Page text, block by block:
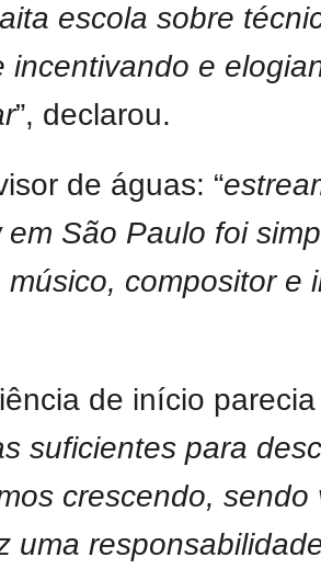
escola sobre
e
”, declarou.
de águas: “
São Paulo foi
compositor e
de início
suficientes para
crescendo,